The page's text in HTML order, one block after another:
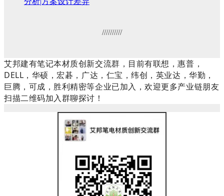
//////////
艾邦建有笔记本材质创新交流群，目前有联想，惠普，
DELL，华硕，宏碁，广达，仁宝，纬创，英业达，华勤，
巨腾，可成，胜利精密等企业已加入，欢迎更多产业链朋友
扫描二维码加入群聊探讨！